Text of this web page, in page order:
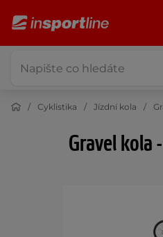
Cyklistika Jízdní kola
Gravel kola